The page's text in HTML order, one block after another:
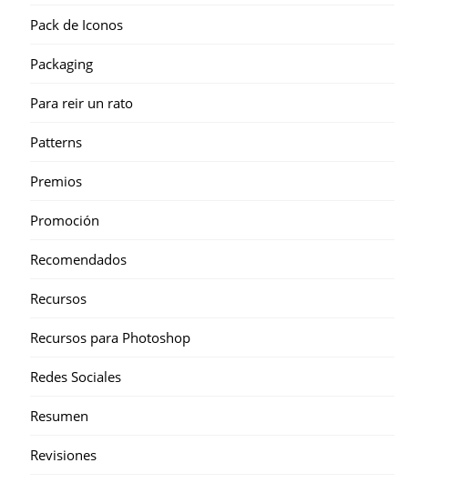
Pack de Iconos
Packaging
Para reir un rato
Patterns
Premios
Promoción
Recomendados
Recursos
Recursos para Photoshop
Redes Sociales
Resumen
Revisiones